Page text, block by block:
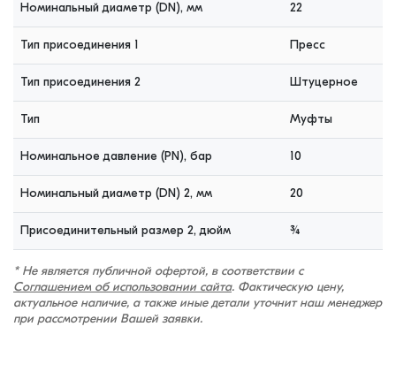
Номинальный диаметр (DN), мм 22
Тип присоединения 1 Пресс
Тип присоединения 2 Штуцерное
Тип Муфты
Номинальное давление (PN), бар 10
Номинальный диаметр (DN) 2, мм 20
Присоединительный размер 2, дюйм ¾
* Не является публичной офертой, в соответствии с
Соглашением об использовании сайта. Фактическую цену,
актуальное наличие, а также иные детали уточнит наш менеджер
при рассмотрении Вашей заявки.